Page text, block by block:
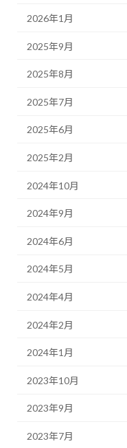
2026年1月
2025年9月
2025年8月
2025年7月
2025年6月
2025年2月
2024年10月
2024年9月
2024年6月
2024年5月
2024年4月
2024年2月
2024年1月
2023年10月
2023年9月
2023年7月